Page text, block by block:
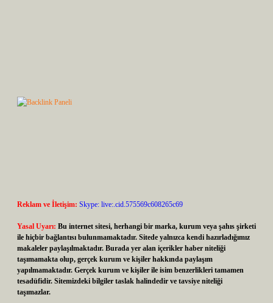
Reklam ve İletişim: Skype: live:.cid.575569c608265c69
Yasal Uyarı: Bu internet sitesi, herhangi bir marka, kurum veya şahıs şirketi
ile hiçbir bağlantısı bulunmamaktadır. Sitede yalnızca kendi hazırladığımız
makaleler paylaşılmaktadır. Burada yer alan içerikler haber niteliği
taşımamakta olup, gerçek kurum ve kişiler hakkında paylaşım
yapılmamaktadır. Gerçek kurum ve kişiler ile isim benzerlikleri tamamen
tesadüfidir. Sitemizdeki bilgiler taslak halindedir ve tavsiye niteliği
taşımazlar.